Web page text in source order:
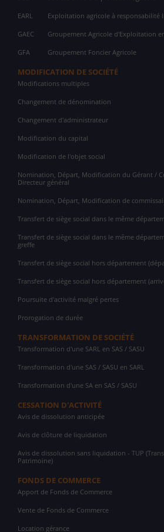
EARL Exploitation agricole à responsabilité
GAEC Groupement Agricole d'Exploitation
GFA Groupement Foncier Agricole
MODIFICATION DE SOCIÉTÉ
Modifications multiples
Changement de dénomination
Changement d'administrateur
Modification du capital
Modification de l'objet social
Nomination, Départ, Modification du Gérant /
Directeur général
Nomination, Départ, Modification de
Transfert de siège social dans le même
Transfert de siège social dans le même
greffe
Transfert de siège social hors département
Transfert de siège social hors département
Poursuite d'activité malgré pertes
Prorogation de durée
TRANSFORMATION DE SOCIÉTÉ
Transformation d'une SARL en SAS / SASU
Transformation d'une SAS / SASU en SARL
Transformation d'une SA en SAS / SASU
CESSATION D'ACTIVITÉ
Avis de dissolution anticipée
Avis de clôture de liquidation
Avis de dissolution sans liquidation - TUP
Patrimoine)
FONDS DE COMMERCE
Apport de Fonds de Commerce
Vente de Fonds de Commerce
Location gérance